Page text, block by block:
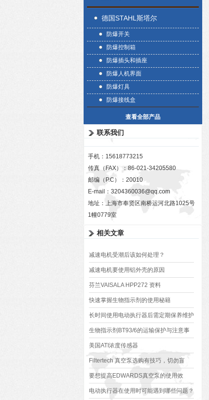
德国STAHL斯塔尔
防爆开关
防爆控制箱
防爆插头和插座
防爆人机界面
防爆灯具
防爆接线盒
查看全部产品
联系我们
手机：15618773215
传真（FAX）：86-021-34205580
邮编（P.C）：20010
E-mail： 3204360036@qq.com
地址：上海市奉贤区南桥运河北路1025号
1幢0779室
相关文章
减速电机受潮后该如何处理？
减速电机要使用铝外壳的原因
芬兰VAISALA HPP272 资料
快速掌握生物指示剂的使用秘籍
长时间使用电动执行器后需定期保养维护
生物指示剂BT93/6的运输保护与注意事
项
美国ATI浓度传感器
Filtertech 真空泵选购有技巧，切勿盲
目！
要想提高EDWARDS真空泵的使用效
果，来看看这些！
电动执行器在使用时可能遇到哪些问题？